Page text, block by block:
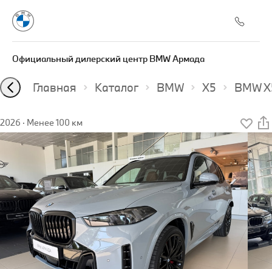
Официальный дилерский центр BMW Армада
Главная Каталог BMW X5 BMW
2026 · Менее 100 км